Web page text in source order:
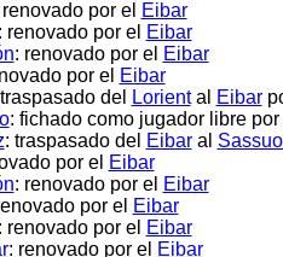
renovado por el Eibar
renovado por el Eibar
: renovado por el Eibar
por el Eibar
del Loriental Eibar
: fichado como jugador libre
: traspasado del Eibaral
por el Eibar
: renovado por el Eibar
por el Eibar
renovado por el Eibar
: renovado por el Eibar